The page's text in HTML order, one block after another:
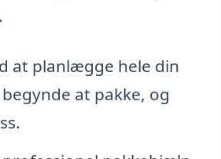
at planlægge hele din
at pakke, og